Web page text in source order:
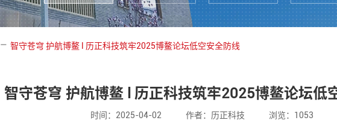
— 智守苍穹 护航博鳌 l 历正科技筑牢2025博鳌论坛低空安全防线
智守苍穹 护航博鳌 l 历正科技筑牢2025博鳌论坛低
时间：2025-04-02 作者：历正科技 浏览：1053